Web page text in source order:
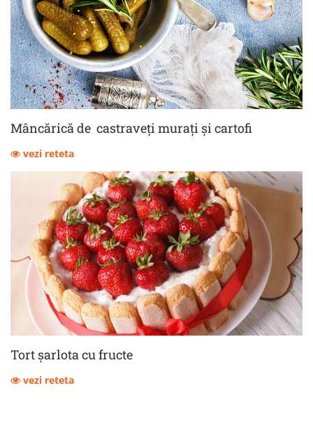
Mâncărică de castraveţi muraţi şi cartofi
vezi reteta
Tort șarlota cu fructe
vezi reteta